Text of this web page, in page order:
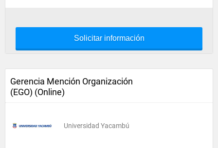
Solicitar información
Gerencia Mención Organización
(EGO) (Online)
Universidad Yacambú